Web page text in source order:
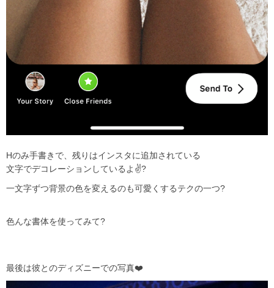
Hのみ手書きで、残りはインスタに追加されている
文字でデコレーションしているよ ✌?
一文字ずつ背景の色を変えるのも可愛くするテクの一つ?
色んな書体を使ってみて?
最後は彼とのディズニーでの写真❤️